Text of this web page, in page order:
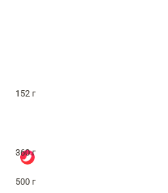
152 г
360 г
500 г